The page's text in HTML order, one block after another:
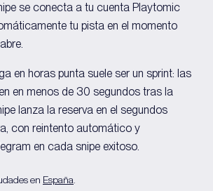
se conecta a tu cuenta Playtomic
tu pista en el momento
en horas punta suele ser un sprint: las
en menos de 30 segundos tras la
lanza la reserva en el segundos
con reintento automático y
en cada snipe exitoso.
en España